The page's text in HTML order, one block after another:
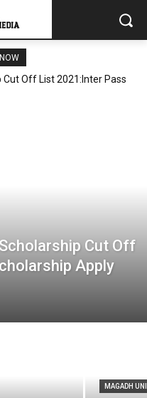
Cut Off List 2021:Inter Pass
Cut Off
Apply
MAGADH